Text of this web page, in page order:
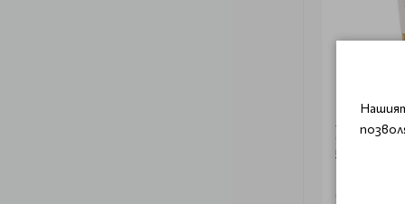
Луксозна
Guinot
50ml
€ 75.00